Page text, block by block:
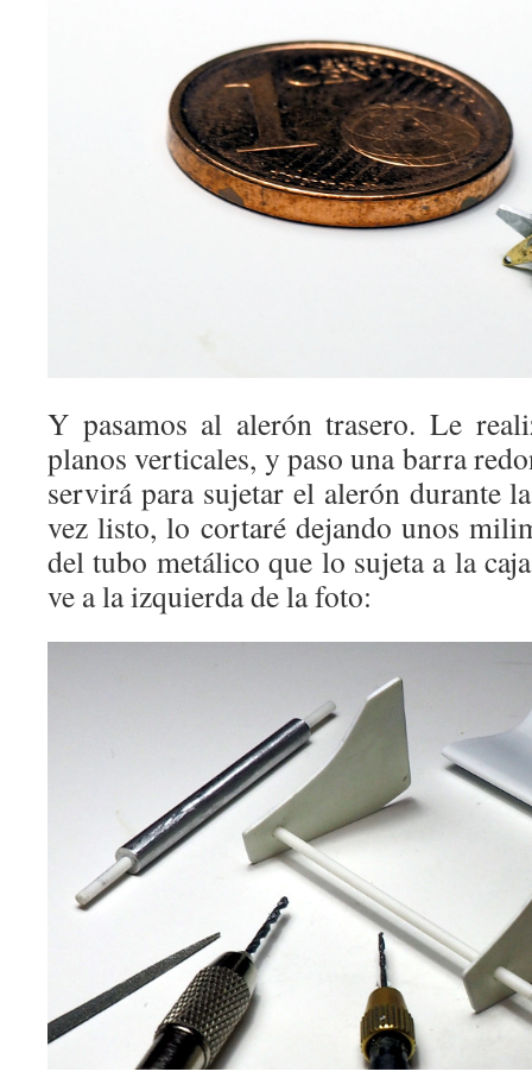
Y pasamos al alerón trasero. Le
planos verticales, y paso una barra
servirá para sujetar el alerón durante
vez listo, lo cortaré dejando unos
del tubo metálico que lo sujeta a la
ve a la izquierda de la foto: